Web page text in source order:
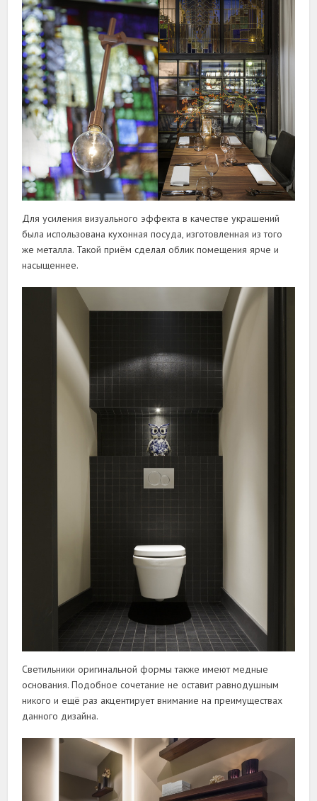
Для усиления визуального эффекта в качестве украшений
была использована кухонная посуда, изготовленная из того
же металла. Такой приём сделал облик помещения ярче и
насыщеннее.
Светильники оригинальной формы также имеют медные
основания. Подобное сочетание не оставит равнодушным
никого и ещё раз акцентирует внимание на преимуществах
данного дизайна.